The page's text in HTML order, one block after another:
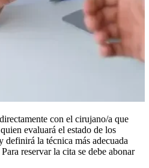
con el cirujano/a que
evaluará el estado de los
definirá la técnica más adecuada
reservar la cita se debe abonar